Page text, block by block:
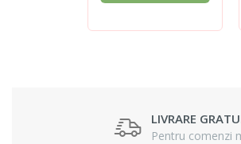
LIVRARE
Pentru comenzi